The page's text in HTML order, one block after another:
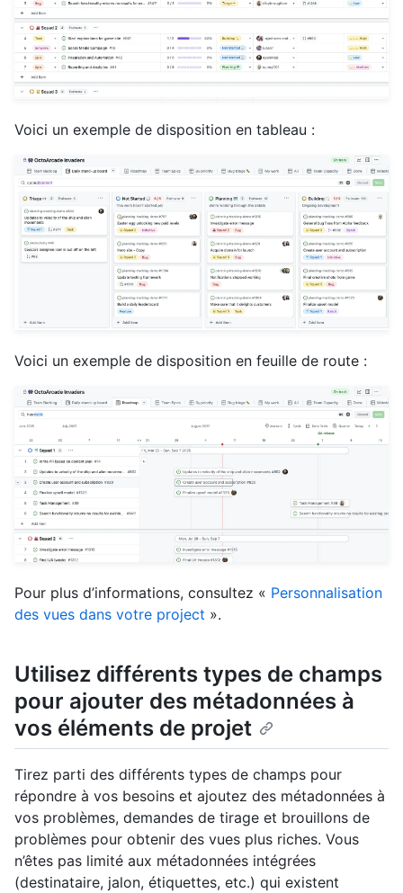
Voici un exemple de disposition en tableau :
Voici un exemple de disposition en feuille de route :
Pour plus d’informations, consultez « Personnalisation
des vues dans votre project ».
Utilisez différents types de champs
pour ajouter des métadonnées à
vos éléments de projet
Tirez parti des différents types de champs pour
répondre à vos besoins et ajoutez des métadonnées à
vos problèmes, demandes de tirage et brouillons de
problèmes pour obtenir des vues plus riches. Vous
n’êtes pas limité aux métadonnées intégrées
(destinataire, jalon, étiquettes, etc.) qui existent